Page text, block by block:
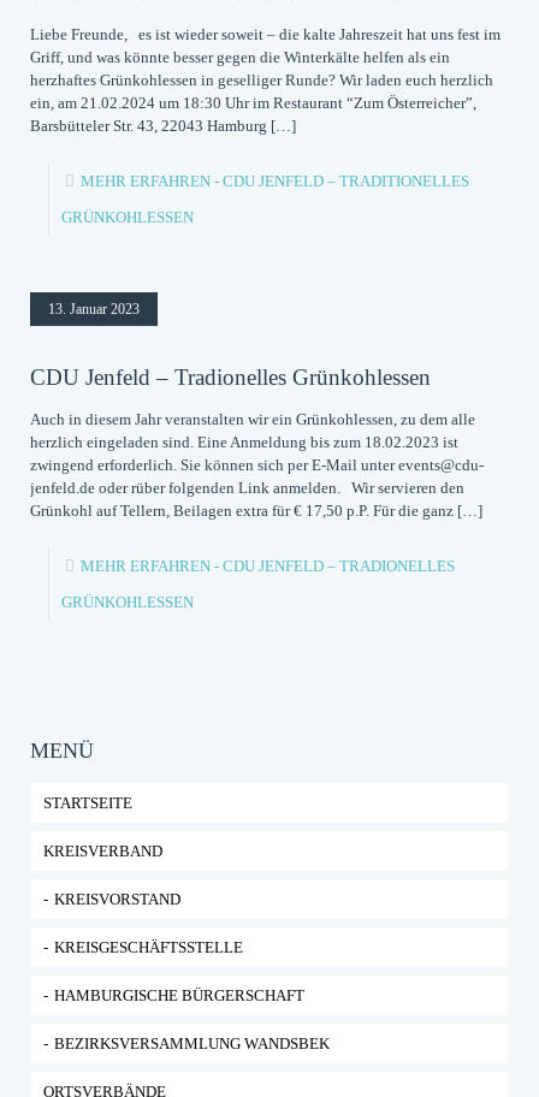
Liebe Freunde, es ist wieder soweit – die kalte Jahreszeit hat uns fest im
Griff, und was könnte besser gegen die Winterkälte helfen als ein
herzhaftes Grünkohlessen in geselliger Runde? Wir laden euch herzlich
ein, am 21.02.2024 um 18:30 Uhr im Restaurant “Zum Österreicher”,
Barsbütteler Str. 43, 22043 Hamburg […]
MEHR ERFAHREN - CDU JENFELD – TRADITIONELLES
GRÜNKOHLESSEN
13. Januar 2023
CDU Jenfeld – Tradionelles Grünkohlessen
Auch in diesem Jahr veranstalten wir ein Grünkohlessen, zu dem alle
herzlich eingeladen sind. Eine Anmeldung bis zum 18.02.2023 ist
zwingend erforderlich. Sie können sich per E-Mail unter events@cdu-
jenfeld.de oder rüber folgenden Link anmelden. Wir servieren den
Grünkohl auf Tellern, Beilagen extra für € 17,50 p.P. Für die ganz […]
MEHR ERFAHREN - CDU JENFELD – TRADIONELLES
GRÜNKOHLESSEN
MENÜ
STARTSEITE
KREISVERBAND
KREISVORSTAND
KREISGESCHÄFTSSTELLE
HAMBURGISCHE BÜRGERSCHAFT
BEZIRKSVERSAMMLUNG WANDSBEK
ORTSVERBÄNDE